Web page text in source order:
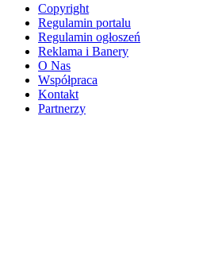
Copyright
Regulamin portalu
Regulamin ogłoszeń
Reklama i Banery
O Nas
Współpraca
Kontakt
Partnerzy